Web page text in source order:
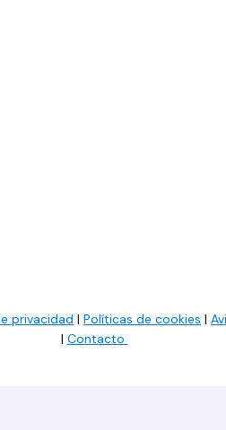
privacidad | Políticas de cookies |
| Contacto